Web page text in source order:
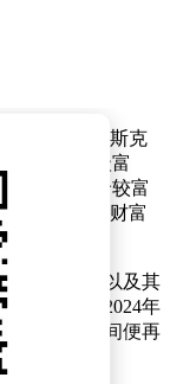
官埃隆·马斯克
位“半万亿级富
，他的身价较富
，稳居全球财富
强劲反弹，以及其
显示，自2024年
仅用数月时间便再
一。